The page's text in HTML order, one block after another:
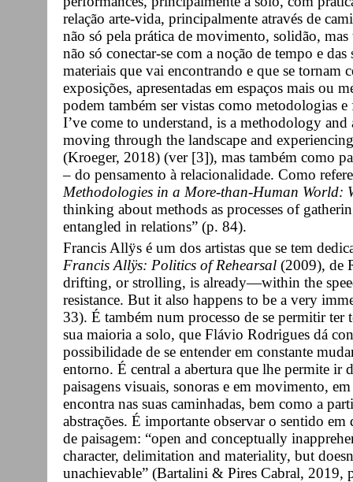
relação arte-vida, principalmente através de
não só pela prática de movimento, solidão,
não só conectar-se com a noção de tempo e
materiais que vai encontrando e que se tornam
exposições, apresentadas em espaços mais ou
podem também ser vistas como metodologias
I’ve come to understand, is a methodology
moving through the landscape and
(Kroeger, 2018) (ver [3]), mas também como
– do pensamento à relacionalidade. Como
Methodologies in a More-than-Human World:
thinking about methods as processes of
entangled in relations” (p. 84).
Francis Allÿs é um dos artistas que se tem
Francis Allÿs: Politics of Rehearsal (2009), de
drifting, or strolling, is already—within the
resistance. But it also happens to be a very
33). É também num processo de se permitir ter
sua maioria a solo, que Flávio Rodrigues dá
possibilidade de se entender em constante
entorno. É central a abertura que lhe permite ir
paisagens visuais, sonoras e em movimento,
encontra nas suas caminhadas, bem como a
abstrações. É importante observar o sentido
de paisagem: “open and conceptually
character, delimitation and materiality, but
unachievable” (Bartalini & Pires Cabral, 2019,